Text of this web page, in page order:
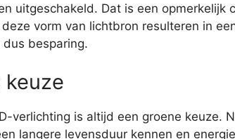
uitgeschakeld. Dat is een opmerkelijk
vorm van lichtbron resulteren in
besparing.
keuze
verlichting is altijd een groene keuze.
langere levensduur kennen en